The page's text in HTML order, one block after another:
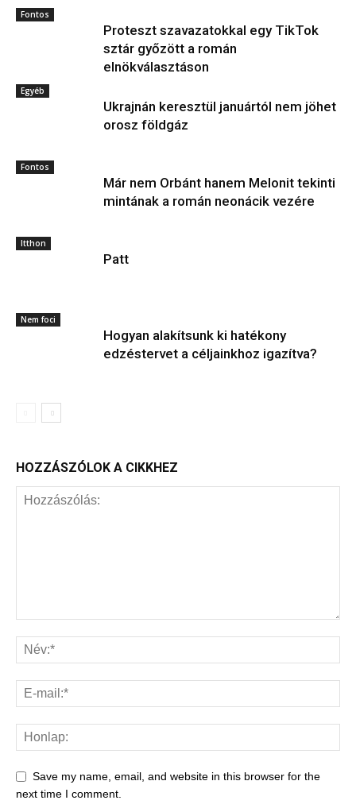
Fontos
Proteszt szavazatokkal egy TikTok
sztár győzött a román
elnökválasztáson
Egyéb
Ukrajnán keresztül januártól nem jöhet
orosz földgáz
Fontos
Már nem Orbánt hanem Melonit tekinti
mintának a román neonácik vezére
Itthon
Patt
Nem foci
Hogyan alakítsunk ki hatékony
edzéstervet a céljainkhoz igazítva?
HOZZÁSZÓLOK A CIKKHEZ
Save my name, email, and website in this browser for the
next time I comment.